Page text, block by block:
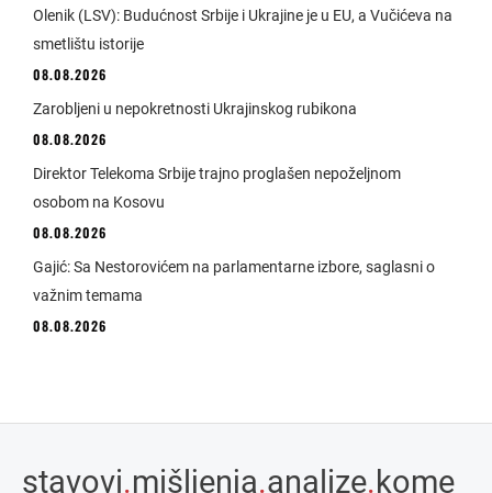
Olenik (LSV): Budućnost Srbije i Ukrajine je u EU, a Vučićeva na
smetlištu istorije
08.08.2026
Zarobljeni u nepokretnosti Ukrajinskog rubikona
08.08.2026
Direktor Telekoma Srbije trajno proglašen nepoželjnom
osobom na Kosovu
08.08.2026
Gajić: Sa Nestorovićem na parlamentarne izbore, saglasni o
važnim temama
08.08.2026
stavovi.mišljenja.analize.kome